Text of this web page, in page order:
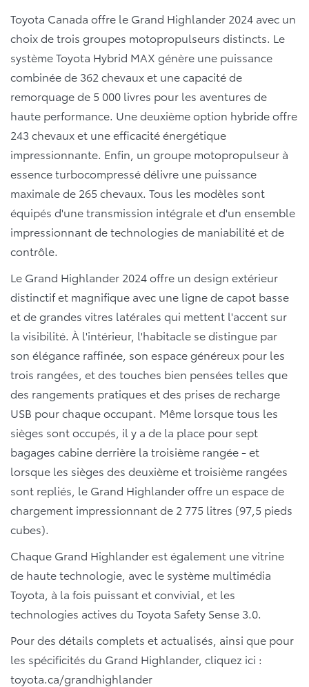
Toyota Canada offre le Grand Highlander 2024 avec un
choix de trois groupes motopropulseurs distincts. Le
système Toyota Hybrid MAX génère une puissance
combinée de 362 chevaux et une capacité de
remorquage de 5 000 livres pour les aventures de
haute performance. Une deuxième option hybride offre
243 chevaux et une efficacité énergétique
impressionnante. Enfin, un groupe motopropulseur à
essence turbocompressé délivre une puissance
maximale de 265 chevaux. Tous les modèles sont
équipés d'une transmission intégrale et d'un ensemble
impressionnant de technologies de maniabilité et de
contrôle.
Le Grand Highlander 2024 offre un design extérieur
distinctif et magnifique avec une ligne de capot basse
et de grandes vitres latérales qui mettent l'accent sur
la visibilité. À l'intérieur, l'habitacle se distingue par
son élégance raffinée, son espace généreux pour les
trois rangées, et des touches bien pensées telles que
des rangements pratiques et des prises de recharge
USB pour chaque occupant. Même lorsque tous les
sièges sont occupés, il y a de la place pour sept
bagages cabine derrière la troisième rangée - et
lorsque les sièges des deuxième et troisième rangées
sont repliés, le Grand Highlander offre un espace de
chargement impressionnant de 2 775 litres (97,5 pieds
cubes).
Chaque Grand Highlander est également une vitrine
de haute technologie, avec le système multimédia
Toyota, à la fois puissant et convivial, et les
technologies actives du Toyota Safety Sense 3.0.
Pour des détails complets et actualisés, ainsi que pour
les spécificités du Grand Highlander, cliquez ici :
toyota.ca/grandhighlander